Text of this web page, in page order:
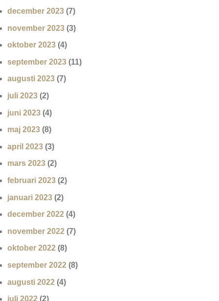
december 2023 (7)
november 2023 (3)
oktober 2023 (4)
september 2023 (11)
augusti 2023 (7)
juli 2023 (2)
juni 2023 (4)
maj 2023 (8)
april 2023 (3)
mars 2023 (2)
februari 2023 (2)
januari 2023 (2)
december 2022 (4)
november 2022 (7)
oktober 2022 (8)
september 2022 (8)
augusti 2022 (4)
juli 2022 (2)